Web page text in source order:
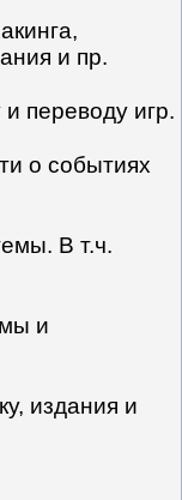
и пр.
переводу игр.
о событиях
В т.ч.
и
издания и